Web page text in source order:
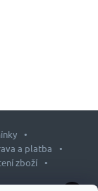
a platba
zboží